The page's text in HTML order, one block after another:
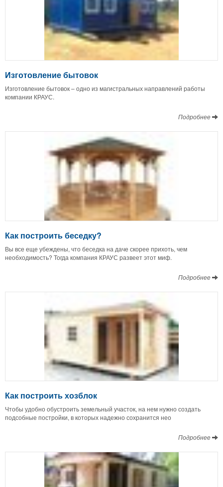
Изготовление бытовок
Изготовление бытовок – одно из магистральных направлений работы
компании КРАУС.
Подробнее
Как построить беседку?
Вы все еще убеждены, что беседка на даче скорее прихоть, чем
необходимость? Тогда компания КРАУС развеет этот миф.
Подробнее
Как построить хозблок
Чтобы удобно обустроить земельный участок, на нем нужно создать
подсобные постройки, в которых надежно сохранится нео
Подробнее